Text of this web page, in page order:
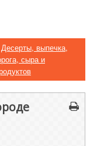
Десерты, выпечка,
сыра и